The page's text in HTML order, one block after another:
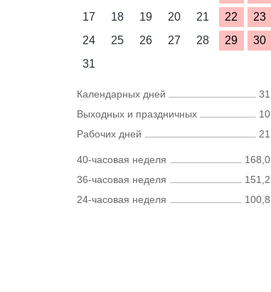
17
18 19 20 21 22
23
24
25 26 27 28 29
30
31
Календарных дней
31
Выходных и праздничных
10
Рабочих дней
21
40-часовая неделя
168,0
36-часовая неделя
151,2
24-часовая неделя
100,8